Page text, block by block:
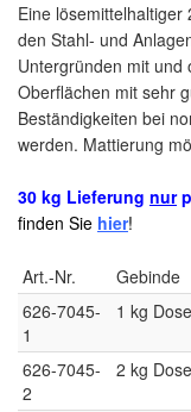
Eine lösemittelhaltiger
den Stahl- und
Untergründen mit und
Oberflächen mit sehr
Beständigkeiten bei
werden. Mattierung
30 kg Lieferung nur
finden Sie hier!
Art.-Nr. Gebinde
626-7045-
1
1 kg Dose
626-7045-
2
2 kg Dose